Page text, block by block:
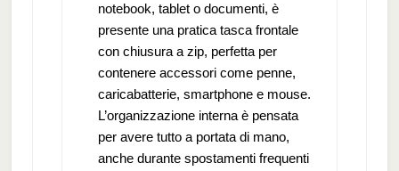
notebook, tablet o documenti, è
presente una pratica tasca frontale
con chiusura a zip, perfetta per
contenere accessori come penne,
caricabatterie, smartphone e mouse.
L’organizzazione interna è pensata
per avere tutto a portata di mano,
anche durante spostamenti frequenti